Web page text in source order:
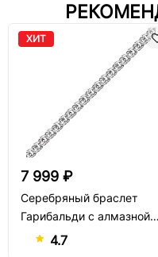
ХИТ
7 999 ₽
Серебряный браслет
Гарибальди с алмазной
огранкой
4.7